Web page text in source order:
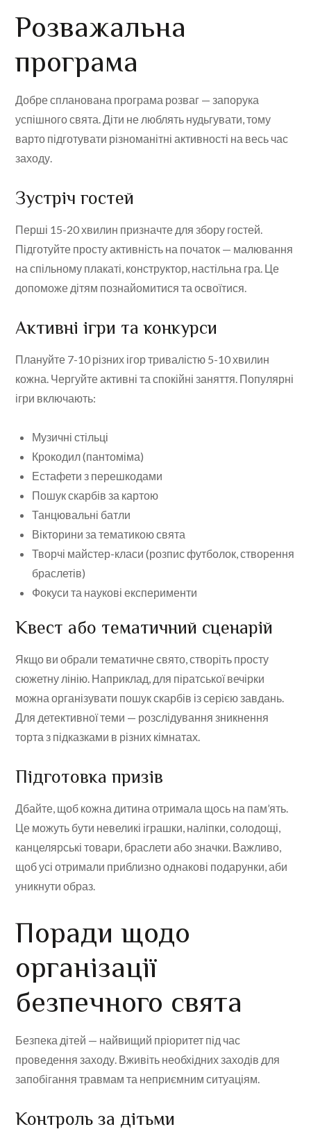
Розважальна
програма
Добре спланована програма розваг — запорука
успішного свята. Діти не люблять нудьгувати, тому
варто підготувати різноманітні активності на весь час
заходу.
Зустріч гостей
Перші 15-20 хвилин призначте для збору гостей.
Підготуйте просту активність на початок — малювання
на спільному плакаті, конструктор, настільна гра. Це
допоможе дітям познайомитися та освоїтися.
Активні ігри та конкурси
Плануйте 7-10 різних ігор тривалістю 5-10 хвилин
кожна. Чергуйте активні та спокійні заняття. Популярні
ігри включають:
Музичні стільці
Крокодил (пантоміма)
Естафети з перешкодами
Пошук скарбів за картою
Танцювальні батли
Вікторини за тематикою свята
Творчі майстер-класи (розпис футболок, створення
браслетів)
Фокуси та наукові експерименти
Квест або тематичний сценарій
Якщо ви обрали тематичне свято, створіть просту
сюжетну лінію. Наприклад, для піратської вечірки
можна організувати пошук скарбів із серією завдань.
Для детективної теми — розслідування зникнення
торта з підказками в різних кімнатах.
Підготовка призів
Дбайте, щоб кожна дитина отримала щось на пам’ять.
Це можуть бути невеликі іграшки, наліпки, солодощі,
канцелярські товари, браслети або значки. Важливо,
щоб усі отримали приблизно однакові подарунки, аби
уникнути образ.
Поради щодо
організації
безпечного свята
Безпека дітей — найвищий пріоритет під час
проведення заходу. Вживіть необхідних заходів для
запобігання травмам та неприємним ситуаціям.
Контроль за дітьми